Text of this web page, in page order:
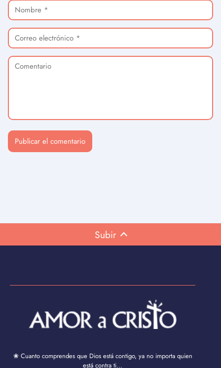
Subir
❀ Cuanto comprendes que Dios está contigo, ya no importa quien
está contra ti...